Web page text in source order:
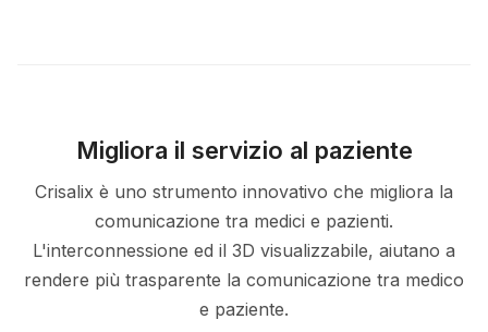
Migliora il servizio al paziente
Crisalix è uno strumento innovativo che migliora la
comunicazione tra medici e pazienti.
L'interconnessione ed il 3D visualizzabile, aiutano a
rendere più trasparente la comunicazione tra medico
e paziente.